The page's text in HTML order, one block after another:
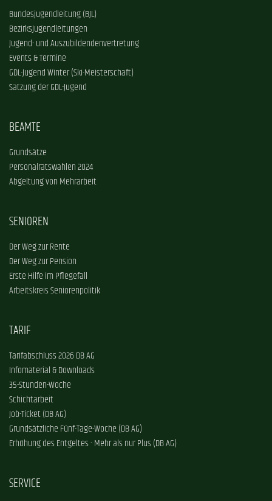
Bundesjugendleitung (BJL)
Bezirksjugendleitungen
Jugend- und Auszubildendenvertretung
Events & Termine
GDL-Jugend Winter (Ski-Meisterschaft)
Satzung der GDL-Jugend
BEAMTE
Grundsätze
Personalratswahlen 2024
Abgeltung von Mehrarbeit
SENIOREN
Der Weg zur Rente
Der Weg zur Pension
Erste Hilfe im Pflegefall
Arbeitskreis Seniorenpolitik
TARIF
Tarifabschluss 2026 DB AG
Infomaterial & Downloads
35-Stunden-Woche
Schichtarbeit
Job-Ticket (DB AG)
Grundsätzliche Fünf-Tage-Woche (DB AG)
Erhöhung des Entgeltes - Mehr als nur Plus (DB AG)
SERVICE